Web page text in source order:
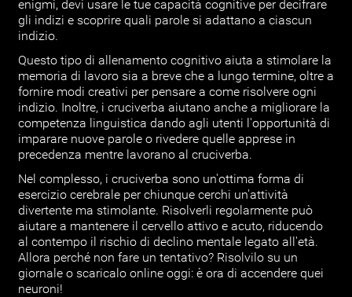
enigmi, devi usare le tue capacità cognitive per decifrare
gli indizi e scoprire quali parole si adattano a ciascun
indizio.
Questo tipo di allenamento cognitivo aiuta a stimolare la
memoria di lavoro sia a breve che a lungo termine, oltre a
fornire modi creativi per pensare a come risolvere ogni
indizio. Inoltre, i cruciverba aiutano anche a migliorare la
competenza linguistica dando agli utenti l'opportunità di
imparare nuove parole o rivedere quelle apprese in
precedenza mentre lavorano al cruciverba.
Nel complesso, i cruciverba sono un'ottima forma di
esercizio cerebrale per chiunque cerchi un'attività
divertente ma stimolante. Risolverli regolarmente può
aiutare a mantenere il cervello attivo e acuto, riducendo
al contempo il rischio di declino mentale legato all'età.
Allora perché non fare un tentativo? Risolvilo su un
giornale o scaricalo online oggi: è ora di accendere quei
neuroni!